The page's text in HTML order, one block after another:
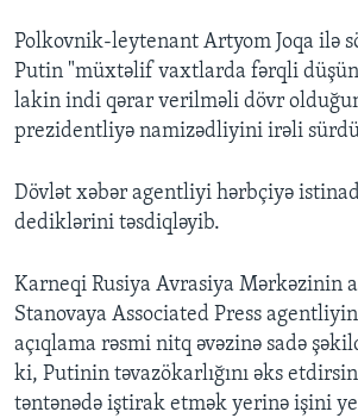
Polkovnik-leytenant Artyom Joqa ilə
Putin "müxtəlif vaxtlarda fərqli
lakin indi qərar verilməli dövr
prezidentliyə namizədliyini irəli
Dövlət xəbər agentliyi hərbçiyə
dediklərini təsdiqləyib.
Karneqi Rusiya Avrasiya Mərkəzinin
Stanovaya Associated Press
açıqlama rəsmi nitq əvəzinə sadə
ki, Putinin təvazökarlığını əks
təntənədə iştirak etmək yerinə işini